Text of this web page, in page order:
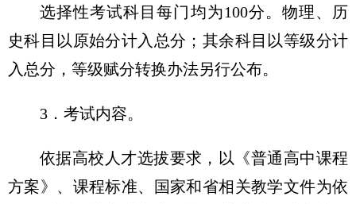
选择性考试科目每门均为100分。物理、历
史科目以原始分计入总分；其余科目以等级分计
入总分，等级赋分转换办法另行公布。
3．考试内容。
依据高校人才选拔要求，以《普通高中课程
方案》、课程标准、国家和省相关教学文件为依